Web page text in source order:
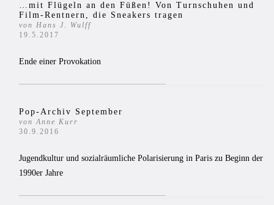
…mit Flügeln an den Füßen! Von Turnschuhen und
Film-Rentnern, die Sneakers tragen
von Hans J. Wulff
19.5.2017
Ende einer Provokation
Pop-Archiv September
von Anne Kurr
30.9.2016
Jugendkultur und sozialräumliche Polarisierung in Paris zu Beginn der
1990er Jahre